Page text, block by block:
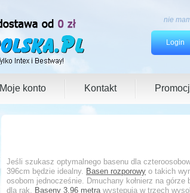
nie
Login
Moje konto Kontakt
Jeśli szukasz optymalnego basenu dla
396cm będzie idealny. Basen rozporowy o takich
osobom jednocześnie. Dmuchany kołnierz na
dla rąk. Baseny 3,96 metrawystępują w trzech